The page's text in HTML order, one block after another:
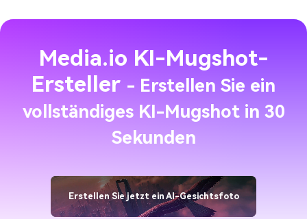
Media.io KI-Mugshot-
Ersteller - Erstellen Sie ein
vollständiges KI-Mugshot in 30
Sekunden
Erstellen Sie jetzt ein AI-Gesichtsfoto